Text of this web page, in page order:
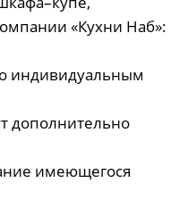
«Кухни Наб»:
индивидуальным
дополнительно
имеющегося